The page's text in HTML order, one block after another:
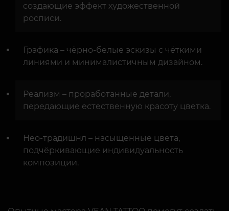
создающие эффект художественной
росписи.
Графика – чёрно-белые эскизы с чёткими
линиями и минималистичным дизайном.
Реализм – проработанные детали,
передающие естественную красоту цветка.
Нео-традишнл – насыщенные цвета,
подчёркивающие индивидуальность
композиции.